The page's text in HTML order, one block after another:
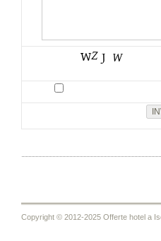
Copyright © 2012-2025 Offerte hotel a